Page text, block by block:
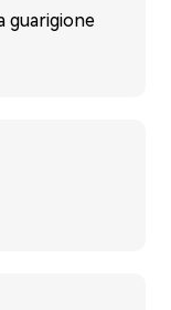
guarigione